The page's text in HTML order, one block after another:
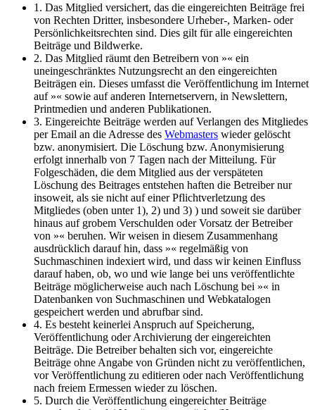
1. Das Mitglied versichert, das die eingereichten Beiträge frei
von Rechten Dritter, insbesondere Urheber-, Marken- oder
Persönlichkeitsrechten sind. Dies gilt für alle eingereichten
Beiträge und Bildwerke.
2. Das Mitglied räumt den Betreibern von »« ein
uneingeschränktes Nutzungsrecht an den eingereichten
Beiträgen ein. Dieses umfasst die Veröffentlichung im Internet
auf »« sowie auf anderen Internetservern, in Newslettern,
Printmedien und anderen Publikationen.
3. Eingereichte Beiträge werden auf Verlangen des Mitgliedes
per Email an die Adresse des Webmasters wieder gelöscht
bzw. anonymisiert. Die Löschung bzw. Anonymisierung
erfolgt innerhalb von 7 Tagen nach der Mitteilung. Für
Folgeschäden, die dem Mitglied aus der verspäteten
Löschung des Beitrages entstehen haften die Betreiber nur
insoweit, als sie nicht auf einer Pflichtverletzung des
Mitgliedes (oben unter 1), 2) und 3) ) und soweit sie darüber
hinaus auf grobem Verschulden oder Vorsatz der Betreiber
von »« beruhen. Wir weisen in diesem Zusammenhang
ausdrücklich darauf hin, dass »« regelmäßig von
Suchmaschinen indexiert wird, und dass wir keinen Einfluss
darauf haben, ob, wo und wie lange bei uns veröffentlichte
Beiträge möglicherweise auch nach Löschung bei »« in
Datenbanken von Suchmaschinen und Webkatalogen
gespeichert werden und abrufbar sind.
4. Es besteht keinerlei Anspruch auf Speicherung,
Veröffentlichung oder Archivierung der eingereichten
Beiträge. Die Betreiber behalten sich vor, eingereichte
Beiträge ohne Angabe von Gründen nicht zu veröffentlichen,
vor Veröffentlichung zu editieren oder nach Veröffentlichung
nach freiem Ermessen wieder zu löschen.
5. Durch die Veröffentlichung eingereichter Beiträge